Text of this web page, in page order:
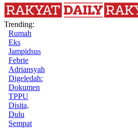
Trending:
Rumah
Eks
Jampidsus
Febrie
Adriansyah
Digeledah:
Dokumen
TPPU
Disita,
Dulu
Sempat